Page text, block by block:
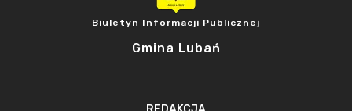
Biuletyn Informacji Publicznej
Gmina Lubań